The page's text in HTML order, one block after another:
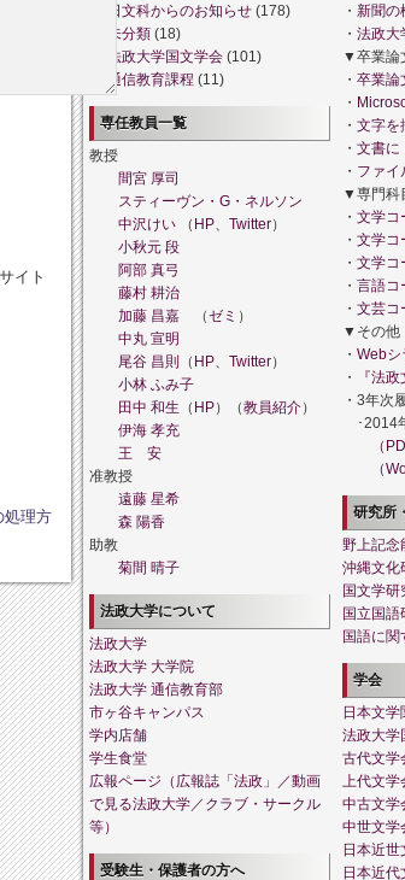
イト
処理方
日文科からのお知らせ (178)
未分類 (18)
法政大学国文学会 (101)
通信教育課程 (11)
専任教員一覧
教授
間宮 厚司
スティーヴン・G・ネルソン
中沢けい （ HP、 Twitter）
小秋元 段
阿部 真弓
藤村 耕治
加藤 昌嘉 （ゼミ ）
中丸 宣明
尾谷 昌則
（ HP、 Twitter）
小林 ふみ子
田中 和生 （ HP）（教員紹介）
伊海 孝充
王 安
准教授
遠藤 星希
森 陽香
助教
菊間 晴子
法政大学について
法政大学
法政大学 大学院
法政大学 通信教育部
市ヶ谷キャンパス
学内店舗
学生食堂
広報ページ（広報誌「法政」／動画
で見る法政大学／クラブ・サークル
等）
受験生・保護者の方へ
・ 新聞の
・ 法政大
▼卒業論
・ 卒業論
・
・ 文字を
・ 文書に
・ ファイ
▼専門科
・ 文学コ
・ 文学コ
・ 文学コ
・ 言語コ
・ 文芸コ
▼その他
・ Webシ
・
『法政
・3年次
･2014
（
（
研究所
野上記念
沖縄文化
国文学研
国立国語
国語に関
学会
日本文
法政大学
古代文学
上代文学
中古文学
中世文学
日本近世
日本近代